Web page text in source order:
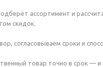
ассортимент и
скидок.
согласовываем сроки и
товар точно в срок — и